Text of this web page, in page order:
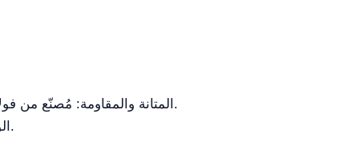
المتانة والمقاومة: مُصنّع من فولاذ 304 المقاوم للصدأ، وهو مقاوم للحرارة ودرجات الحرارة العالية والمنخفضة، وكذلك للأحماض والقواعد.
الوظائف الطبية: تسهّل الصينية السفلية جمع البول وإجراء القسطرة، مما يجعلها مثالية للاستخدام السريري.